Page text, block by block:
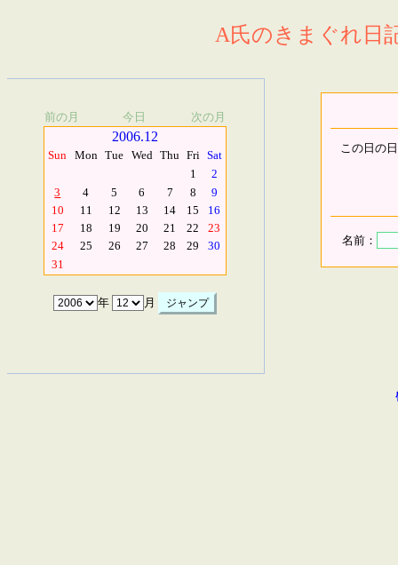
A氏のきまぐれ日
前の月 今日 次の月
2006.12
Sun Mon Tue Wed Thu Fri Sat
1
2
3
4 5 6 7 8
9
10
11 12 13 14 15
16
17
18 19 20 21 22
23
24
25 26 27 28 29
30
31
年 月
この日の
名前：